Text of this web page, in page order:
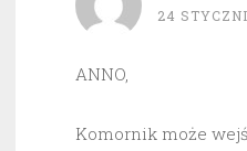
24
ANNO,
Komornik może